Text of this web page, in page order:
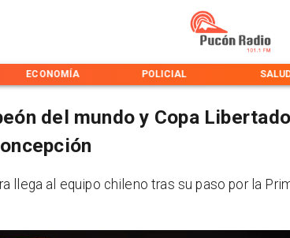
ECONOMÍA POLICIAL
del mundo y Copa
llega al equipo chileno tras su paso por la